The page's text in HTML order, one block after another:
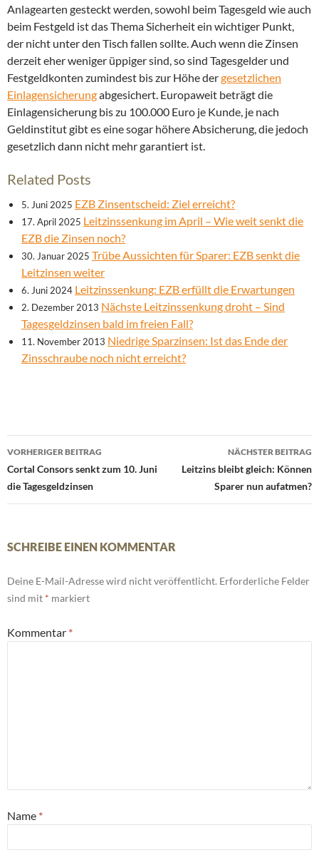
Anlagearten gesteckt werden, sowohl beim Tagesgeld wie auch
beim Festgeld ist das Thema Sicherheit ein wichtiger Punkt,
der nicht unter den Tisch fallen sollte. Auch wenn die Zinsen
derzeit eher weniger üppiger sind, so sind Tagesgelder und
Festgeldkonten zumindest bis zur Höhe dergesetzlichen
Einlagensicherungabgesichert. Europaweit beträgt die
Einlagensicherung bis zu 100.000 Euro je Kunde, je nach
Geldinstitut gibt es eine sogar höhere Absicherung, die jedoch
gesetzlich dann nicht mehr garantiert ist.
Related Posts
5. Juni 2025 EZB Zinsentscheid: Ziel erreicht?
17. April 2025 Leitzinssenkung im April – Wie weit senkt die
EZB die Zinsen noch?
30. Januar 2025 Trübe Aussichten für Sparer: EZB senkt die
Leitzinsen weiter
6. Juni 2024 Leitzinssenkung: EZB erfüllt die Erwartungen
2. Dezember 2013 Nächste Leitzinssenkung droht – Sind
Tagesgeldzinsen bald im freien Fall?
11. November 2013 Niedrige Sparzinsen: Ist das Ende der
Zinsschraube noch nicht erreicht?
Beitrags-
Navigation
VORHERIGER BEITRAG
Cortal Consors senkt zum 10. Juni
die Tagesgeldzinsen
NÄCHSTER BEITRAG
Leitzins bleibt gleich: Können
Sparer nun aufatmen?
SCHREIBE EINEN KOMMENTAR
Deine E-Mail-Adresse wird nicht veröffentlicht. Erforderliche Felder
sind mit * markiert
Kommentar *
Name *